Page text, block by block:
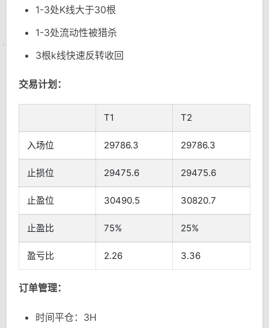
1-3处K线大于30根
1-3处流动性被猎杀
3根k线快速反转收回
交易计划：
T1 T2
入场位 29786.3 29786.3
止损位 29475.6 29475.6
止盈位 30490.5 30820.7
止盈比 75% 25%
盈亏比 2.26 3.36
订单管理：
时间平仓：3H